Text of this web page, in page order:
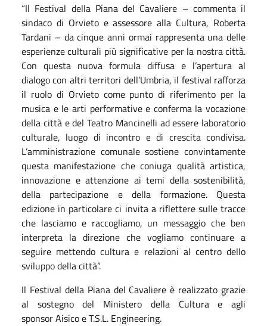
“Il Festival della Piana del Cavaliere – commenta il
sindaco di Orvieto e assessore alla Cultura, Roberta
Tardani – da cinque anni ormai rappresenta una delle
esperienze culturali più significative per la nostra città.
Con questa nuova formula diffusa e l’apertura al
dialogo con altri territori dell’Umbria, il festival rafforza
il ruolo di Orvieto come punto di riferimento per la
musica e le arti performative e conferma la vocazione
della città e del Teatro Mancinelli ad essere laboratorio
culturale, luogo di incontro e di crescita condivisa.
L’amministrazione comunale sostiene convintamente
questa manifestazione che coniuga qualità artistica,
innovazione e attenzione ai temi della sostenibilità,
della partecipazione e della formazione. Questa
edizione in particolare ci invita a riflettere sulle tracce
che lasciamo e raccogliamo, un messaggio che ben
interpreta la direzione che vogliamo continuare a
seguire mettendo cultura e relazioni al centro dello
sviluppo della città”.
Il Festival della Piana del Cavaliere è realizzato grazie
al sostegno del Ministero della Cultura e agli
sponsor Aisico e T.S.L. Engineering.